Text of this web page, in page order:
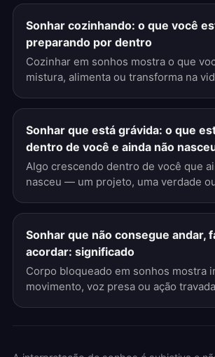
Sonhar cozinhando: o que você
preparando por dentro
Cozinhar em sonhos mostra o que
mistura, alimenta ou transforma na
Sonhar que está grávida: o que
dentro de você e ainda não
Algo crescendo dentro de você que
nasceu — um projeto, uma verdade
Sonhar que não consegue andar,
acordar: significado
Corpo bloqueado em sonhos mostra
movimento, voz presa ou ação